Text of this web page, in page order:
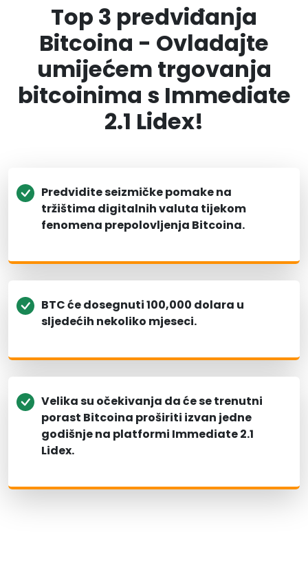
Top 3 predviđanja
Bitcoina - Ovladajte
umijećem trgovanja
bitcoinima s Immediate
2.1 Lidex!
Predvidite seizmičke pomake na
tržištima digitalnih valuta tijekom
fenomena prepolovljenja Bitcoina.
BTC će dosegnuti 100,000 dolara u
sljedećih nekoliko mjeseci.
Velika su očekivanja da će se trenutni
porast Bitcoina proširiti izvan jedne
godišnje na platformi Immediate 2.1
Lidex.